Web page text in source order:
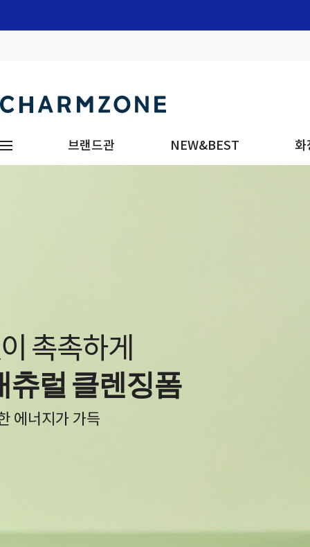
브랜드관 NEW&BEST 화
자극 NO!
스 레포츠 선
로운 선크림